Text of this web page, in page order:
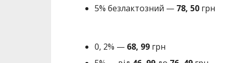
5% безлактозний — 78, 50грн
0, 2% — 68, 99грн